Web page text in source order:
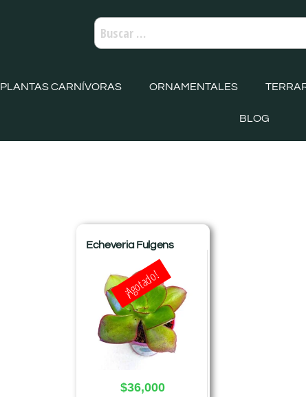
PLANTAS CARNÍVORAS ORNAMENTALES
BLOG
Echeveria Fulgens
$36,000
¡Agotado!